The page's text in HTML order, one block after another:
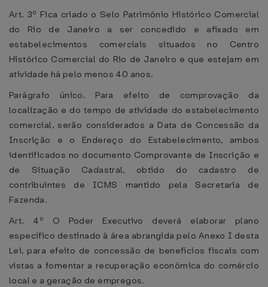
Art. 3º Fica criado o Selo Patrimônio Histórico Comercial
do Rio de Janeiro a ser concedido e afixado em
estabelecimentos comerciais situados no Centro
Histórico Comercial do Rio de Janeiro e que estejam em
atividade há pelo menos 40 anos.
Parágrafo único. Para efeito de comprovação da
localização e do tempo de atividade do estabelecimento
comercial, serão considerados a Data de Concessão da
Inscrição e o Endereço do Estabelecimento, ambos
identificados no documento Comprovante de Inscrição e
de Situação Cadastral, obtido do cadastro de
contribuintes de ICMS mantido pela Secretaria de
Fazenda.
Art. 4º O Poder Executivo deverá elaborar plano
específico destinado à área abrangida pelo Anexo I desta
Lei, para efeito de concessão de benefícios fiscais com
vistas a fomentar a recuperação econômica do comércio
local e a geração de empregos.